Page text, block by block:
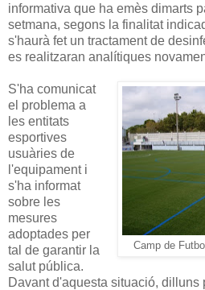
informativa que ha emès dimarts
setmana, segons la finalitat
s'haurà fet un tractament de
es realitzaran analítiques
Camp de
S'ha comunicat
el problema a
les entitats
esportives
usuàries de
l'equipament i
s'ha informat
sobre les
mesures
adoptades per
tal de garantir la
salut pública.
Davant d'aquesta situació, dilluns